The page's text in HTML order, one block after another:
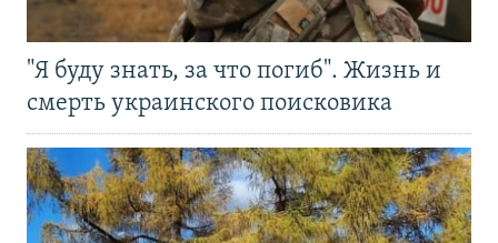
"Я буду знать, за что погиб". Жизнь и
смерть украинского поисковика